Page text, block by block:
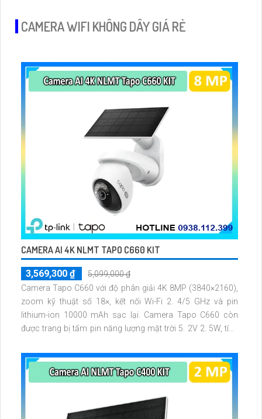
CAMERA WIFI KHÔNG DÂY GIÁ RẺ
CAMERA AI 4K NLMT TAPO C660 KIT
3,569,300 ₫
5,099,000 ₫
Camera Tapo C660 với độ phân giải 4K 8MP (3840×2160),
zoom kỹ thuật số 18×, kết nối Wi-Fi 2. 4/5 GHz và pin
lithium-ion 10000 mAh sạc lại. Camera Tapo C660 còn
được trang bị tấm pin năng lượng mặt trời 5. 2V 2. 5W, tích
microSD tối đa 512 GB